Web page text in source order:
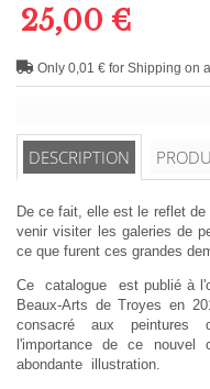
25,00 €
Only 0,01 € for Shipping on
DESCRIPTION
De ce fait, elle est le reflet
venir visiter les galeries de
ce que furent ces grandes
Ce catalogue est publié à
Beaux-Arts de Troyes en
consacré aux
l'importance de ce nouvel
abondante illustration.